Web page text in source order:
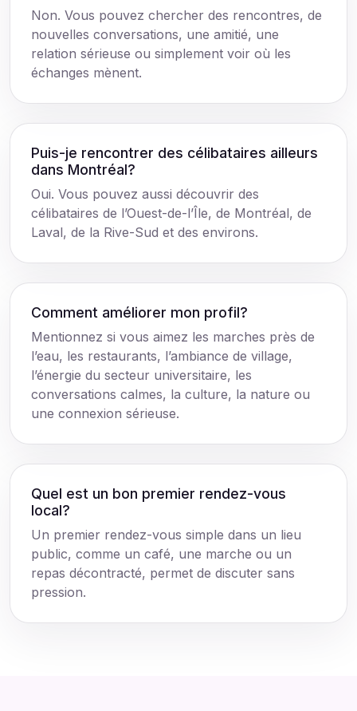
Non. Vous pouvez chercher des rencontres, de
nouvelles conversations, une amitié, une
relation sérieuse ou simplement voir où les
échanges mènent.
Puis-je rencontrer des célibataires ailleurs
dans Montréal?
Oui. Vous pouvez aussi découvrir des
célibataires de l’Ouest-de-l’Île, de Montréal, de
Laval, de la Rive-Sud et des environs.
Comment améliorer mon profil?
Mentionnez si vous aimez les marches près de
l’eau, les restaurants, l’ambiance de village,
l’énergie du secteur universitaire, les
conversations calmes, la culture, la nature ou
une connexion sérieuse.
Quel est un bon premier rendez-vous
local?
Un premier rendez-vous simple dans un lieu
public, comme un café, une marche ou un
repas décontracté, permet de discuter sans
pression.